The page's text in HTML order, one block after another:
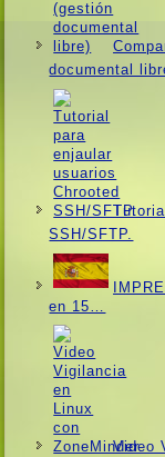
documental
SSH/SFTP.
en 15…
Video